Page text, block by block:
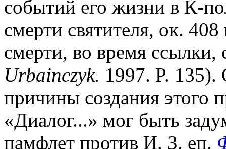
событий его жизни в К-
смерти святителя, ок. 408
смерти, во время ссылки,
Urbainczyk. 1997. P. 135).
причины создания этого
«Диалог...» мог быть
памфлет против И. З. еп.